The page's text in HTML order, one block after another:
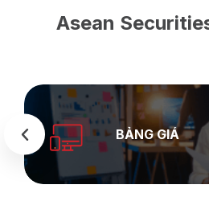
Asean
SEASTOCK
WEB